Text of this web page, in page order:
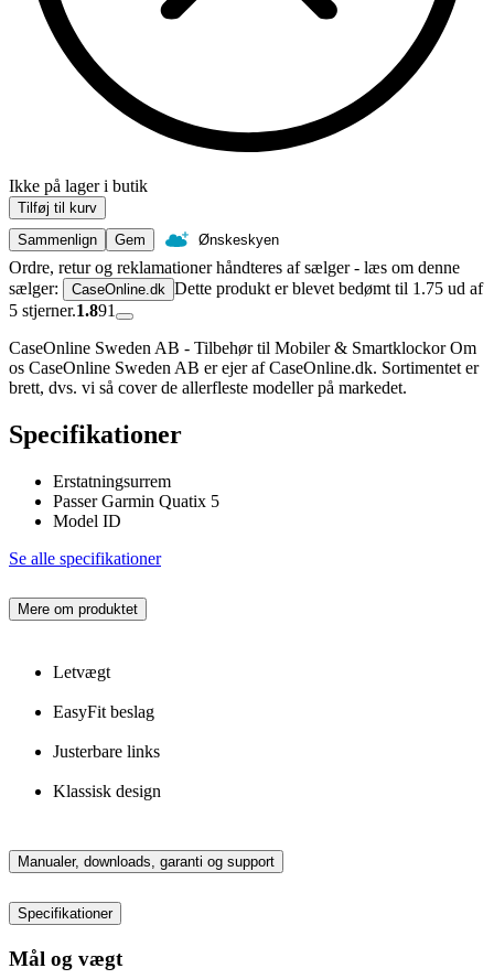
Ikke på lager i butik
Tilføj til kurv
Sammenlign
Gem Ønskeskyen
Ordre, retur og reklamationer håndteres af sælger - læs om denne
sælger:
CaseOnline.dk Dette produkt er blevet bedømt til 1.75 ud af
5 stjerner.1.891
CaseOnline Sweden AB - Tilbehør til Mobiler & Smartklockor Om
os CaseOnline Sweden AB er ejer af CaseOnline.dk. Sortimentet er
brett, dvs. vi så cover de allerfleste modeller på markedet.
Specifikationer
Erstatningsurrem
Passer Garmin Quatix 5
Model ID
Se alle specifikationer
Mere om produktet
Letvægt
EasyFit beslag
Justerbare links
Klassisk design
Manualer, downloads, garanti og support
Specifikationer
Mål og vægt